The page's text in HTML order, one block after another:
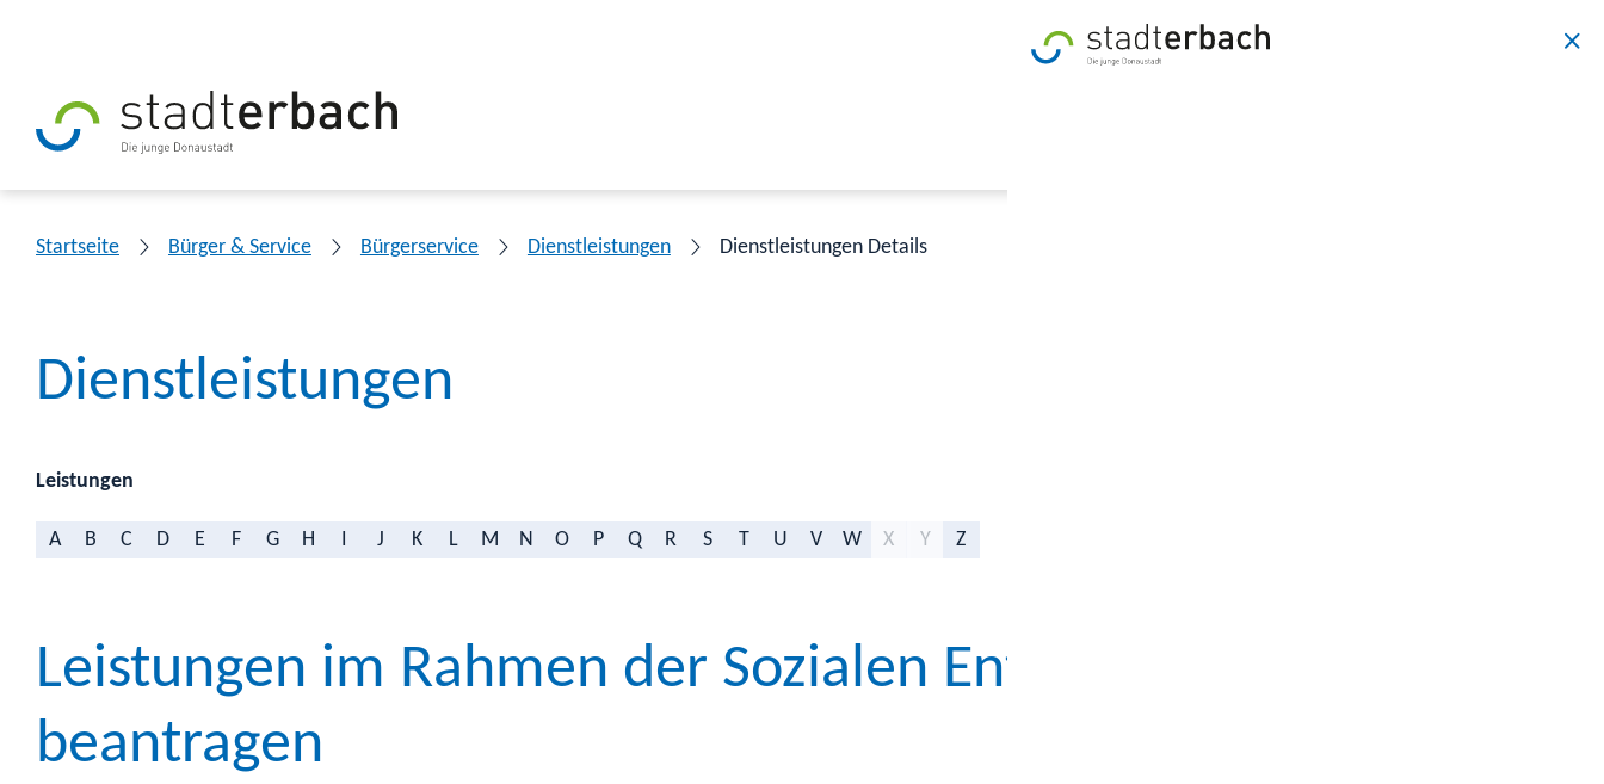
Startseite Bürger & Service Bürgerservice Dienstleistungen Dienstleistungen Details
Dienstleistungen
Leistungen
A B C D E F G H J K L M N O P Q R S T U V W X Y Z
Leistungen im Rahmen der Sozialen Entschädigung
beantragen